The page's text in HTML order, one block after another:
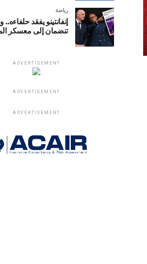
رياضة
إنفانتينو يفقد حلفاءه..
تنضمان إلى معسكر
ADVERTISEMENT
ADVERTISEMENT
ADVERTISEMENT